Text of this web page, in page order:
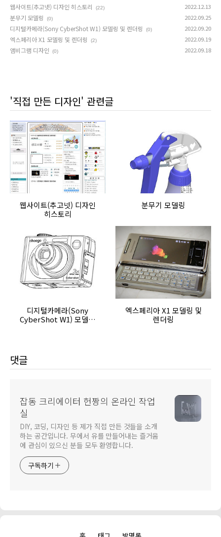
웹사이트(추고넷) 디자인 히스토리
(22) 2022.12.13
분무기 모델링 (0) 2022.09.25
디지털카메라(Sony CyberShot W1) 모델링 및 렌더링 (0) 2022.09.20
엑스페리아 X1 모델링 및 렌더링 (2) 2022.09.19
앰비그램 디자인 (0) 2022.09.18
'직접 만든 디자인' 관련글
웹사이트(추고넷) 디자인
히스토리
분무기 모델링
디지털카메라(Sony
CyberShot W1) 모델링
엑스페리아 X1 모델링 및
렌더링
댓글
잡동 크리에이터 헌짱의 온라인 작업
실
DIY, 코딩, 디자인 등 제가 직접 만든 것들을 소개
하는 공간입니다. 무에서 유를 만들어내는 즐거움
에 관심이 있으신 분들 모두 환영합니다.
구독하기